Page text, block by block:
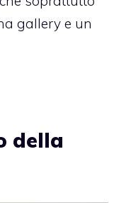
gallery e un
della